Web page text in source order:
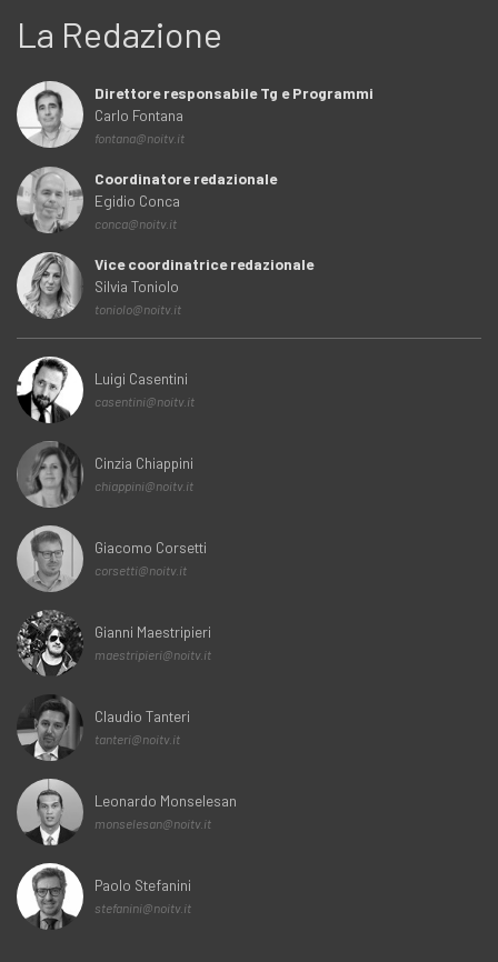
La Redazione
Direttore responsabile Tg e Programmi
Carlo Fontana
fontana@noitv.it
Coordinatore redazionale
Egidio Conca
conca@noitv.it
Vice coordinatrice redazionale
Silvia Toniolo
toniolo@noitv.it
Luigi Casentini
casentini@noitv.it
Cinzia Chiappini
chiappini@noitv.it
Giacomo Corsetti
corsetti@noitv.it
Gianni Maestripieri
maestripieri@noitv.it
Claudio Tanteri
tanteri@noitv.it
Leonardo Monselesan
monselesan@noitv.it
Paolo Stefanini
stefanini@noitv.it